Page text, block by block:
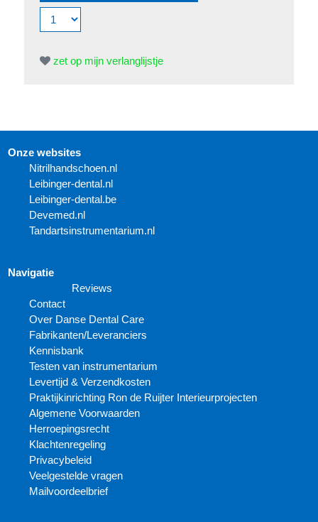
zet op mijn verlanglijstje
Onze websites
Nitrilhandschoen.nl
Leibinger-dental.nl
Leibinger-dental.be
Devemed.nl
Tandartsinstrumentarium.nl
Navigatie
Reviews
Contact
Over Danse Dental Care
Fabrikanten/Leveranciers
Kennisbank
Testen van instrumentarium
Levertijd & Verzendkosten
Praktijkinrichting Ron de Ruijter Interieurprojecten
Algemene Voorwaarden
Herroepingsrecht
Klachtenregeling
Privacybeleid
Veelgestelde vragen
Mailvoordeelbrief